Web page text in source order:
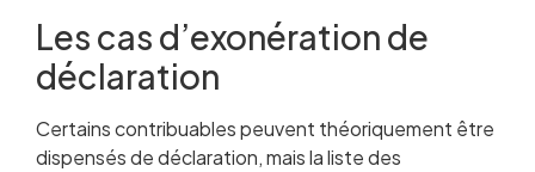
Les cas d’exonération de
déclaration
Certains contribuables peuvent théoriquement être
dispensés de déclaration, mais la liste des